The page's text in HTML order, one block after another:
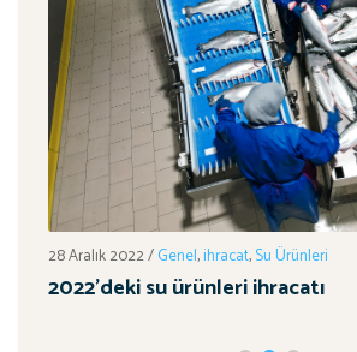
28 Aralık 2022/Genel,ihracat,Su Ürünleri
2022’deki su ürünleri ihracatı